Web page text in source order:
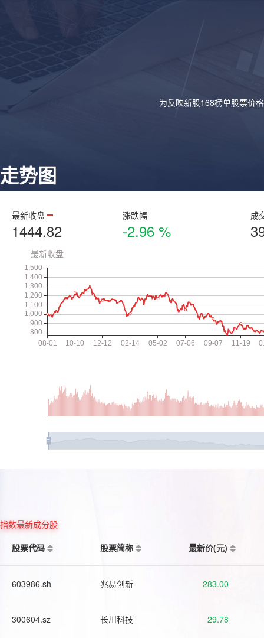
为反映新股168榜单股票价
走势图
最新收盘
1444.82
涨跌幅
-2.96 %
成
指数最新成分股
股票代码
股票简称 最新价(元)
603986.sh 兆易创新 283.00
300604.sz 长川科技 29.78